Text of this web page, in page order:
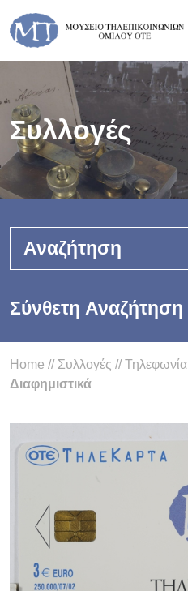
Συλλογές
Αναζήτηση
Σύνθετη Αναζήτηση
Home // Συλλογές //Τηλεφωνία
Διαφημιστικά